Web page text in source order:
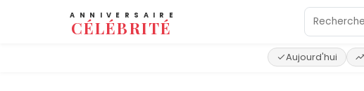
ANNIVERSAIRE
CÉLÉBRITÉ
Aujourd'hui